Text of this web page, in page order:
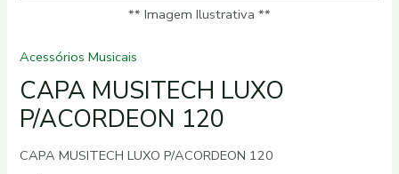
** Imagem Ilustrativa **
Acessórios Musicais
CAPA MUSITECH LUXO
P/ACORDEON 120
CAPA MUSITECH LUXO P/ACORDEON 120